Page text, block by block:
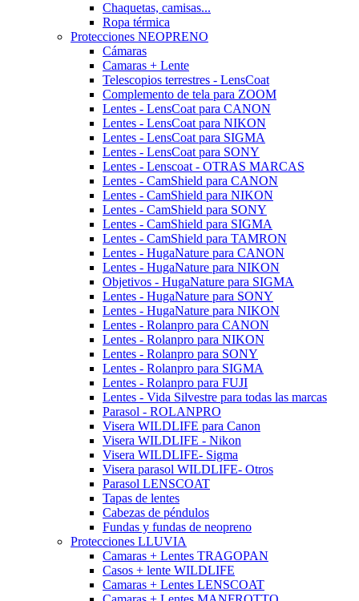
Chaquetas, camisas...
Ropa térmica
Protecciones NEOPRENO
Cámaras
Camaras + Lente
Telescopios terrestres - LensCoat
Complemento de tela para ZOOM
Lentes - LensCoat para CANON
Lentes - LensCoat para NIKON
Lentes - LensCoat para SIGMA
Lentes - LensCoat para SONY
Lentes - Lenscoat - OTRAS MARCAS
Lentes - CamShield para CANON
Lentes - CamShield para NIKON
Lentes - CamShield para SONY
Lentes - CamShield para SIGMA
Lentes - CamShield para TAMRON
Lentes - HugaNature para CANON
Lentes - HugaNature para NIKON
Objetivos - HugaNature para SIGMA
Lentes - HugaNature para SONY
Lentes - HugaNature para NIKON
Lentes - Rolanpro para CANON
Lentes - Rolanpro para NIKON
Lentes - Rolanpro para SONY
Lentes - Rolanpro para SIGMA
Lentes - Rolanpro para FUJI
Lentes - Vida Silvestre para todas las marcas
Parasol - ROLANPRO
Visera WILDLIFE para Canon
Visera WILDLIFE - Nikon
Visera WILDLIFE- Sigma
Visera parasol WILDLIFE- Otros
Parasol LENSCOAT
Tapas de lentes
Cabezas de péndulos
Fundas y fundas de neopreno
Protecciones LLUVIA
Camaras + Lentes TRAGOPAN
Casos + lente WILDLIFE
Camaras + Lentes LENSCOAT